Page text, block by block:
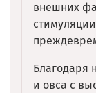
внешних
Благодаря
и овса с